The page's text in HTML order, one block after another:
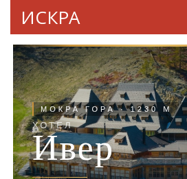
ИСКРА